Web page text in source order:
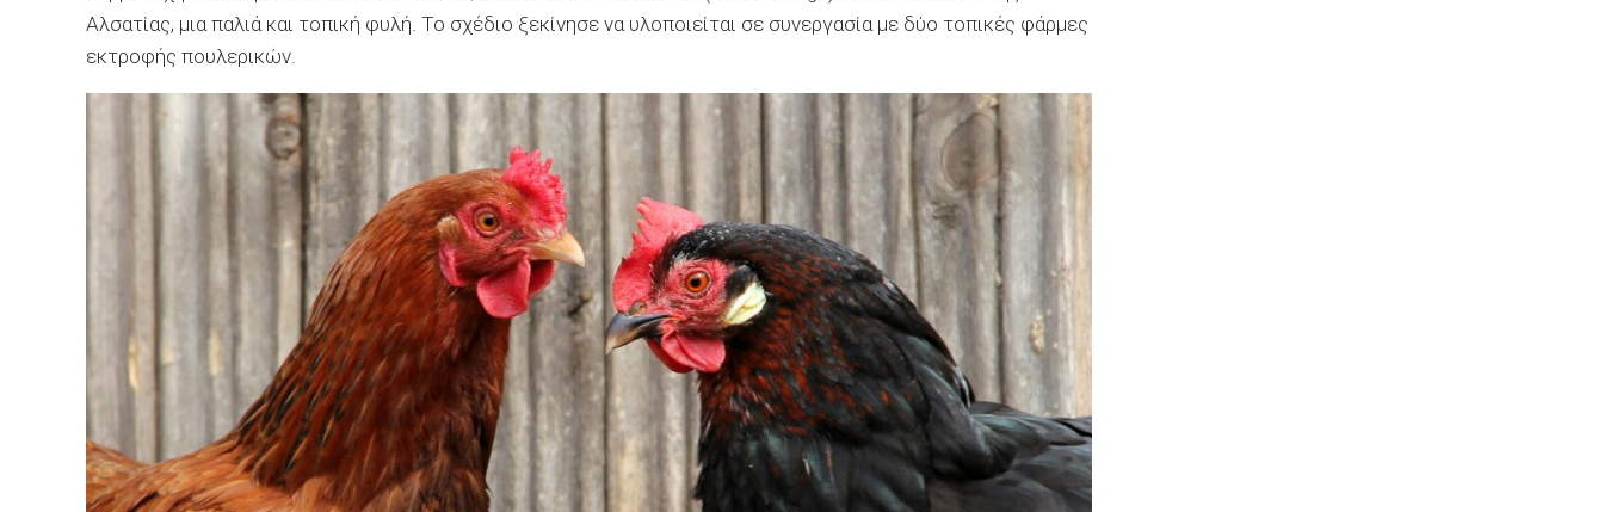
Αλσατίας, μια παλιά και τοπική φυλή. Το σχέδιο ξεκίνησε να υλοποιείται σε συνεργασία με δύο τοπικές φάρμες
εκτροφής πουλερικών.